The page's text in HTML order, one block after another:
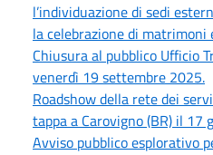
l’individuazione di sedi
la celebrazione di
Chiusura al pubblico Ufficio
venerdì 19 settembre 2025.
Roadshow della rete dei
tappa a Carovigno (BR) il 17
Avviso pubblico esplorativo